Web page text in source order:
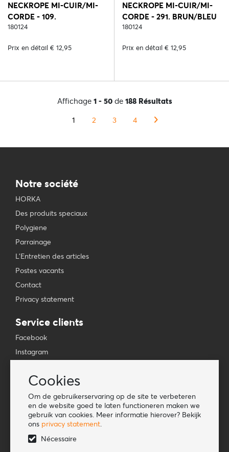
Cookies
Om de gebruikerservaring op de site te verbeteren
en de website goed te laten functioneren maken we
gebruik van cookies. Meer informatie hierover? Bekijk
ons privacy statement.
Nécessaire
NECKROPE MI-CUIR/MI-
CORDE - 109.
NOIR/ROUGE
180124
Prix en détail € 12,95
NECKROPE MI-CUIR/MI-
CORDE - 291. BRUN/BLEU
180124
Prix en détail € 12,95
Affichage 1 - 50de 188 Résultats
1
2 3 4
Notre société
HORKA
Des produits speciaux
Polygiene
Parrainage
L'Entretien des articles
Postes vacants
Contact
Privacy statement
Service clients
Facebook
Instagram
TikTok
Information
Lookbook
Become a retailer